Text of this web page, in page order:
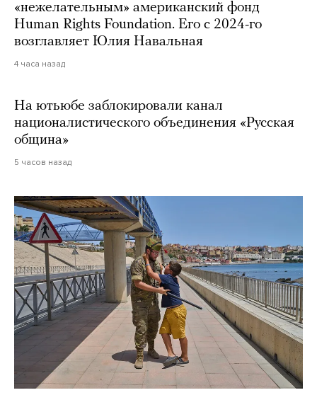
«нежелательным» американский фонд
Human Rights Foundation. Его с 2024-го
возглавляет Юлия Навальная
4 часа назад
На ютьюбе заблокировали канал
националистического объединения «Русская
община»
5 часов назад